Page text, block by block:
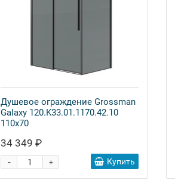
Душевое ограждение Grossman
Galaxy 120.K33.01.1170.42.10
110x70
34 349 ₽
+
- Купить